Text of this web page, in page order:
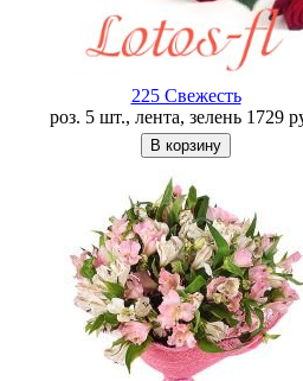
225 Свежесть
роз. 5 шт., лента, зелень 1729